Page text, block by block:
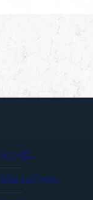
ACCUEIL
RÉALISATIONS